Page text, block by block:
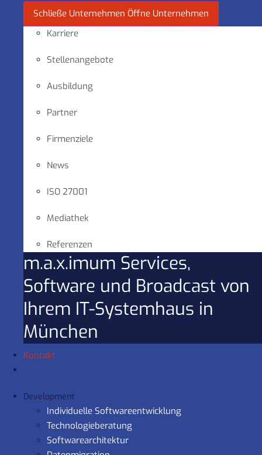
Schließe Unternehmen Öffne Unternehmen
Karriere
Stellenangebote
Ausbildung
Partner
Firmenziele
News
ISO 27001
Mediathek
Referenzen
m.a.x.imum Services,
Software und Broadcast von
Ihrem IT-Systemhaus in
München
Kontakt
Development
Individuelle Softwareentwicklung
Technologieberatung
Softwarearchitektur